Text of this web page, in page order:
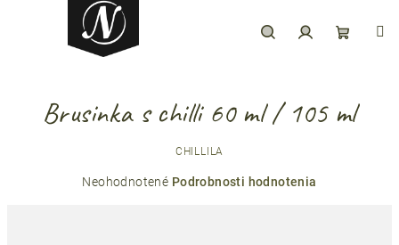
košík
Brusinka s chilli 60 ml / 105 ml
CHILLILA
Priemerné
Neohodnotené Podrobnosti hodnotenia